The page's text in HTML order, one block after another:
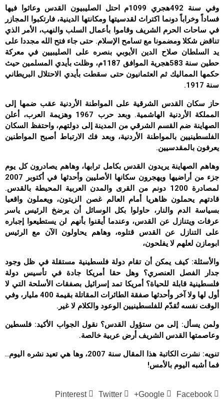
وفي سنة 492هجري 1099م احتل الصليبيون القدس وعاثوا فيها
فساداً وخراباً دونما اكتراث لقدسيتها ومكانتها الدينية، فارتكبوا المجازر
في ساحات الحرم الشريف وقاموا بأعمال السلب والنهب، الأمر الذي
تناقض شكلا ومضمونا مع تسامح الإسلام. حتى جاء فتح الله مجددا على
يد السلطان صلاح الدين الأيوبي بنصره على الصليبيين في معركة
حطين سنة 583هجرية الموافق 1187م، وظلت بأيدي المسلمين حيث
حكمها المماليك ثم العثمانيون حتى سقطت بأيدي الاحتلال البريطاني
سنة 1917.
حاز سكان القدس الشرقية على المواطنة الأردنية عقب ضمها إلى
المملكة الأردنية الهاشمية. وبعد حرب 1967 وهزيمة العرب، أعلن
الصهاينة ضم القسم الشرقي من المدينة إلى دولتهم، واحتفظ السكان
الفلسطينيين بالمواطنة الأردنية، وبعد فك الارتباط أصبح المواطنين
يعرفون بالمقدسيين.
وهاهم الصهاينة يريدون القدس بكامل ترابها، وهاهم يصادرون كل يوم
جزء من أراضيها ويهجرون سكانها الأصليين وأحدثها في أكتوبر 2007
لمصادرة 1200 دونم من القرى والمدن العربية المحيطة بالقدس.
قادتهم يحملون ظاهريا أمام العالم غصن الزيتون، ويعملون واقعيا
بسياسة الدم والنار، حاولوا بكل الوسائل أن يرضخ الرئيس ياسر
عرفات ويتنازل عن القدس، وعندما أيقنوا بأنهم لن يستطيعوا إجباره
على التنازل عن القدس قتلوه، وهاهم يحاولون الآن مع الرئيس
ابومازن لعلهم لا يفلحون،
والأسئلة: كيف يمكن أن تقام دولة فلسطينية مستقلة في ظل وجود
جدار الفصل العنصري؟ وهل حقا أمريكا جادة في تأسيس دولة
فلسطينية قابلة للحياة؟ أمريكا تمد إسرائيل بصفقات الأسلحة التي لا
أول لها ولا آخر وأحدثها صفقة الطائرات المقاتلة بقيمة 400 مليار، وفي
الوقت نفسه تُقدّم للفلسطينيين الوعود والكلام لا غير.
ولمن يسأل: إلى من ستؤول القدس؟ نقول الجواب الأكيد: فلسطين
وعاصمتها القدس الشريف أرض عربية خالصة.
تنويه: نشرت الكاتبة هذا المقال سنة 2007، وها هي تعيد نشره اليوم..
فما أشبه اليوم بالأمس!
Facebook
Google+
Twitter
Pinterest